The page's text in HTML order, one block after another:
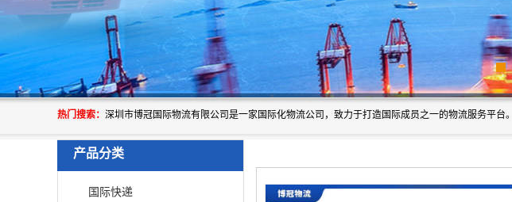
热门搜索：
产品分类
国际快递